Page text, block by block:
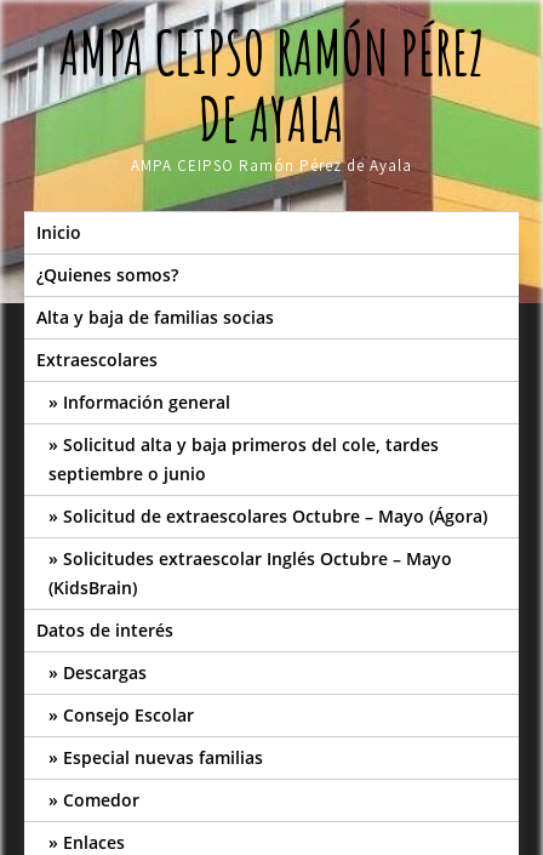
Skip
to
contentAMPA CEIPSO RAMÓN PÉREZ
DE AYALA
AMPA CEIPSO Ramón Pérez de Ayala
Inicio
¿Quienes somos?
Alta y baja de familias socias
Extraescolares
Información general
Solicitud alta y baja primeros del cole, tardes
septiembre o junio
Solicitud de extraescolares Octubre – Mayo (Ágora)
Solicitudes extraescolar Inglés Octubre – Mayo
(KidsBrain)
Datos de interés
Descargas
Consejo Escolar
Especial nuevas familias
Comedor
Enlaces